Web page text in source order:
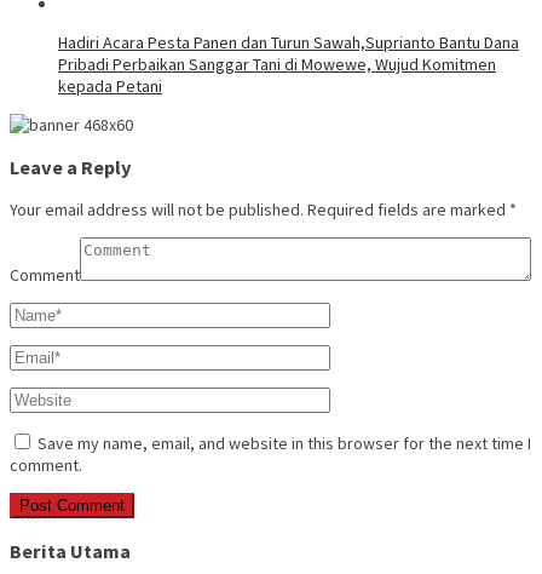
Hadiri Acara Pesta Panen dan Turun Sawah,Suprianto Bantu Dana
Pribadi Perbaikan Sanggar Tani di Mowewe, Wujud Komitmen
kepada Petani
Leave a Reply
Your email address will not be published. Required fields are marked *
Comment
Save my name, email, and website in this browser for the next time I
comment.
Berita Utama